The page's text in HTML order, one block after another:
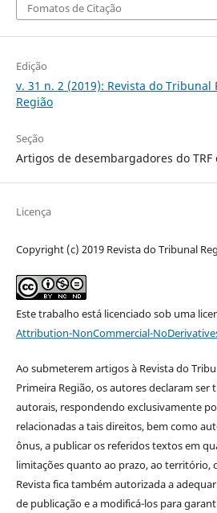
Fomatos de Citação
Edição
v. 31 n. 2 (2019): Revista do Tribunal
Região
Seção
Artigos de desembargadores do TRF
Licença
Copyright (c) 2019 Revista do Tribunal
Este trabalho está licenciado sob uma
Attribution-NonCommercial-
Ao submeterem artigos à Revista do
Primeira Região, os autores declaram
autorais, respondendo exclusivamente
relacionadas a tais direitos, bem como
ônus, a publicar os referidos textos em
limitações quanto ao prazo, ao território,
Revista fica também autorizada a
de publicação e a modificá-los para